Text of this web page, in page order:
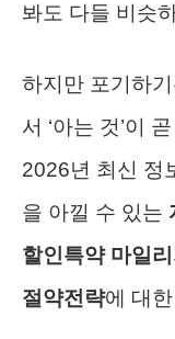
봐도 다들 비슷
하지만 포기하
서 ‘아는 것’이
2026년 최신 정
을 아낄 수 있는
할인특약 마일
절약전략에 대